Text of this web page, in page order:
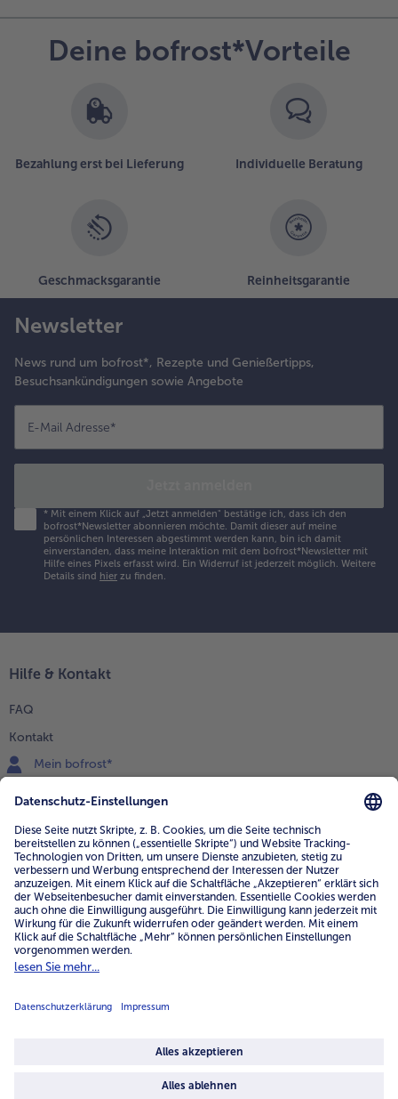
Deine bofrost*Vorteile
Bezahlung erst bei Lieferung Individuelle Beratung
Geschmacksgarantie Reinheitsgarantie
Newsletter
News rund um bofrost*, Rezepte und Genießertipps,
Besuchsankündigungen sowie Angebote
E-Mail Adresse*
* Mit einem Klick auf „Jetzt anmelden" bestätige ich, dass ich den
bofrost*Newsletter abonnieren möchte. Damit dieser auf meine
persönlichen Interessen abgestimmt werden kann, bin ich damit
einverstanden, dass meine Interaktion mit dem bofrost*Newsletter mit
Hilfe eines Pixels erfasst wird. Ein Widerruf ist jederzeit möglich. Weitere
Details sind hier zu finden.
Hilfe & Kontakt
FAQ
Kontakt
Mein bofrost*
0800 - 000 19 18
Mo.-Fr.: 7-21 Uhr Sa: 8-16 Uhr
Service
Unternehmen
Über uns